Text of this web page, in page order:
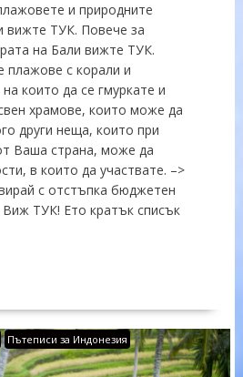
и природните
вижте ТУК. Повече за
на Бали вижте ТУК.
плажове с корали и
които да се гмуркате и
храмове, които може да
други неща, които при
Ваша страна, може да
в които да участвате. –>
с отстъпка бюджетен
ТУК! Ето кратък списък
Пътеписи за Индонезия